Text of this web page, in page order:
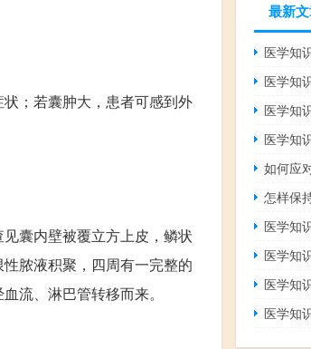
；若囊肿大，患者可感到外
囊内壁被覆立方上皮，鳞状
脓液积聚，四周有一完整的
流、淋巴管转移而来。
最新
医学知
医学知
医学知
医学知
如何应
怎样保
医学知
医学知
医学知
医学知